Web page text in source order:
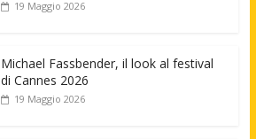
19 Maggio 2026
Michael Fassbender, il look al festival
di Cannes 2026
19 Maggio 2026